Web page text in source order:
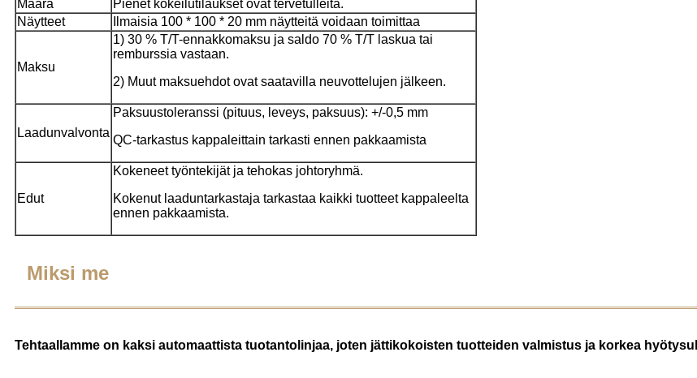
Määrä
Pienet kokeilutilaukset ovat tervetulleita.
Näytteet
Ilmaisia ​​100 * 100 * 20 mm näytteitä voidaan toimittaa
Maksu
1) 30 % T/T-ennakkomaksu ja saldo 70 % T/T laskua tai
remburssia vastaan.
2) Muut maksuehdot ovat saatavilla neuvottelujen jälkeen.
Laadunvalvonta
Paksuustoleranssi (pituus, leveys, paksuus): +/-0,5 mm
QC-tarkastus kappaleittain tarkasti ennen pakkaamista
Edut
Kokeneet työntekijät ja tehokas johtoryhmä.
Kokenut laaduntarkastaja tarkastaa kaikki tuotteet kappaleelta
ennen pakkaamista.
Miksi me
Tehtaallamme on kaksi automaattista tuotantolinjaa, joten jättikokoisten tuotteiden valmistus ja korkea